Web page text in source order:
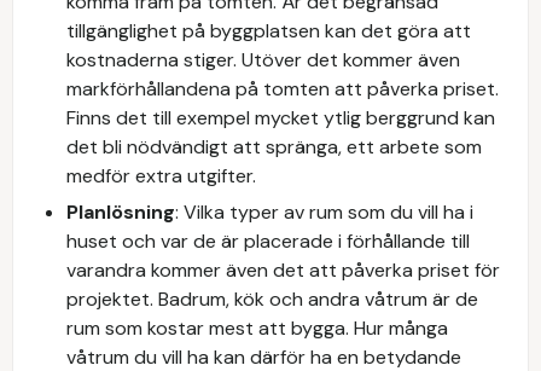
tillgänglighet på byggplatsen kan det göra att
kostnaderna stiger. Utöver det kommer även
markförhållandena på tomten att påverka priset.
Finns det till exempel mycket ytlig berggrund kan
det bli nödvändigt att spränga, ett arbete som
medför extra utgifter.
Planlösning: Vilka typer av rum som du vill ha i
huset och var de är placerade i förhållande till
varandra kommer även det att påverka priset för
projektet. Badrum, kök och andra våtrum är de
rum som kostar mest att bygga. Hur många
våtrum du vill ha kan därför ha en betydande